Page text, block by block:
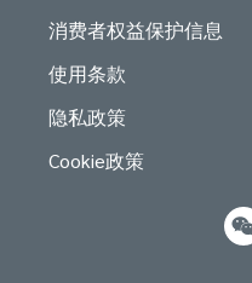
消费者权益保护信息
使用条款
隐私政策
Cookie政策